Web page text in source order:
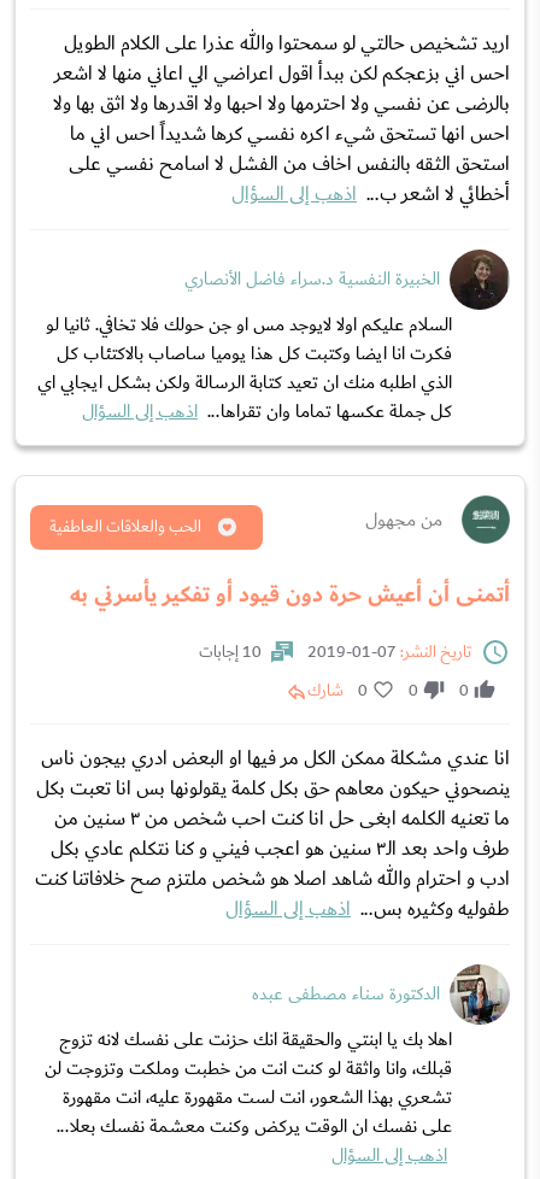
اريد تشخيص حالتي لو سمحتوا والله عذرا على الكلام الطويل
احس اني بزعجكم لكن ببدأ اقول اعراضي الي اعاني منها لا اشعر
بالرضى عن نفسي ولا احترمها ولا احبها ولا اقدرها ولا اثق بها ولا
احس انها تستحق شيء اكره نفسي كرها شديداً احس اني ما
استحق الثقه بالنفس اخاف من الفشل لا اسامح نفسي على
أخطائي لا اشعر ب... اذهب إلى السؤال
الخبيرة النفسية د.سراء فاضل الأنصاري
السلام عليكم اولا لايوجد مس او جن حولك فلا تخافي. ثانيا لو
فكرت انا ايضا وكتبت كل هذا يوميا ساصاب بالاكتئاب كل
الذي اطلبه منك ان تعيد كتابة الرسالة ولكن بشكل ايجابي اي
كل جملة عكسها تماما وان تقراها... اذهب إلى السؤال
من مجهول
أتمنى أن أعيش حرة دون قيود أو تفكير يأسرني به
الحب والعلاقات العاطفية
تاريخ النشر:
10 إجابات
0
0
0 شارك
انا عندي مشكلة ممكن الكل مر فيها او البعض ادري بيجون ناس
ينصحوني حيكون معاهم حق بكل كلمة يقولونها بس انا تعبت بكل
ما تعنيه الكلمه ابغى حل انا كنت احب شخص من ٣ سنين من
طرف واحد بعد الـ٣ سنين هو اعجب فيني و كنا نتكلم عادي بكل
ادب و احترام والله شاهد اصلا هو شخص ملتزم صح خلافاتنا كنت
طفوليه وكثيره بس... اذهب إلى السؤال
الدكتورة سناء مصطفى عبده
اهلا بك يا ابنتي والحقيقة انك حزنت على نفسك لانه تزوج
قبلك، وانا واثقة لو كنت انت من خطبت وملكت وتزوجت لن
تشعري بهذا الشعور، انت لست مقهورة عليه، انت مقهورة
على نفسك ان الوقت يركض وكنت معشمة نفسك بعلا...
اذهب إلى السؤال